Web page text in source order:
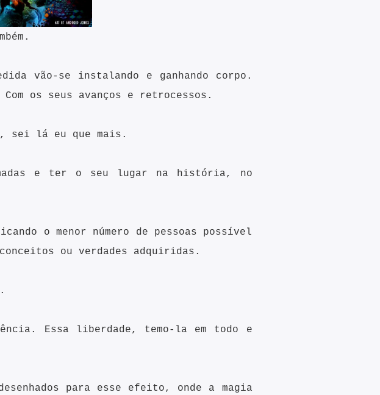
vão-se instalando e ganhando corpo.
os seus avanços e retrocessos.
sei lá eu que mais.
e ter o seu lugar na história, no
o menor número de pessoas possível
ou verdades adquiridas.
Essa liberdade, temo-la em todo e
para esse efeito, onde a magia